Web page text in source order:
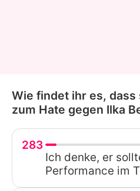
Wie findet ihr es, dass
zum Hate gegen Ilka
283
Ich denke, er
Performance im